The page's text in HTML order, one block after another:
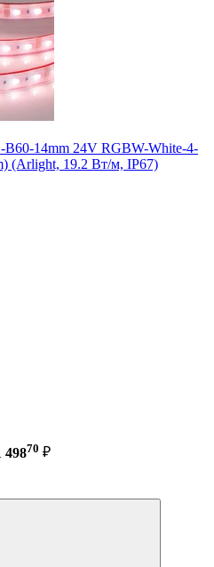
B60-14mm 24V RGBW-White-4-
(Arlight, 19.2 Вт/м, IP67)
49870 ₽